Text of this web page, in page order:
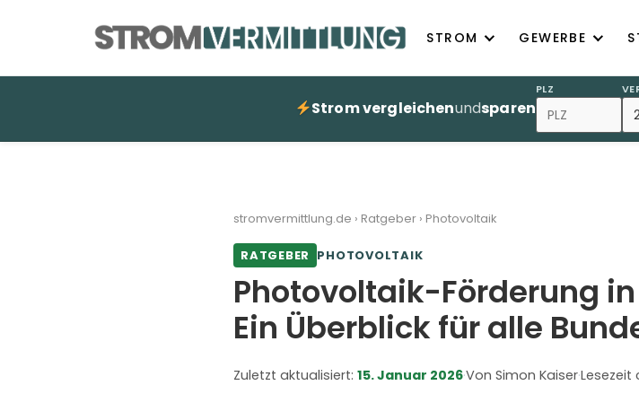
STROM GEWERBE
Strom vergleichenundsparen
PLZ
stromvermittlung.de › Ratgeber › Photovoltaik
RATGEBER PHOTOVOLTAIK
Photovoltaik-Förderung
Ein Überblick für alle
Zuletzt aktualisiert: 15. Januar 2026·Von Simon Kaiser·Lesezeit